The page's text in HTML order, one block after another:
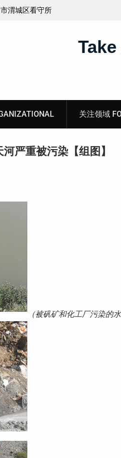
与公义的神
关注领域
严重被污染【组图】
（被矾矿和化工厂污染的水